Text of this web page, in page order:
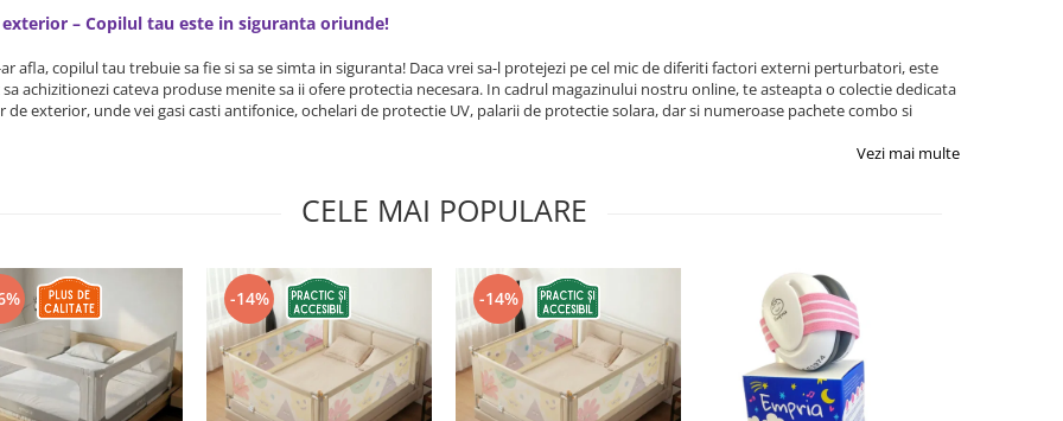
– Copilul tau este in siguranta oriunde!
afla, copilul tau trebuie sa fie si sa se simta in siguranta! Daca vrei sa-l protejezi pe cel mic de diferiti factori externi perturbatori, este
achizitionezi cateva produse menite sa ii ofere protectia necesara. In cadrul magazinului nostru online, te asteapta o colectie dedicata
de exterior, unde vei gasi casti antifonice, ochelari de protectie UV, palarii de protectie solara, dar si numeroase pachete combo si
Vezi mai multe
CELE MAI POPULARE
-14% -14%